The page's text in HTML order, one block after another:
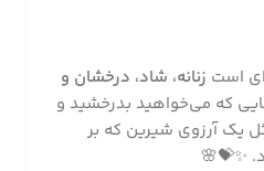
است زنانه، شاد، درخشان و
که می‌خواهید بدرخشید و
یک آرزوی شیرین که بر
✨💝🌸